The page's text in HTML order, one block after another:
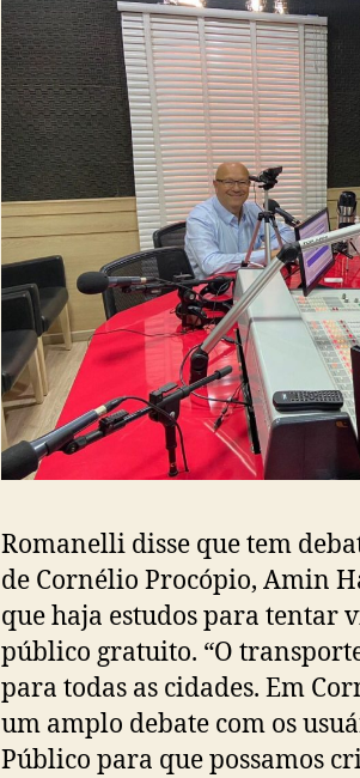
Romanelli disse que tem
de Cornélio Procópio, Amin
que haja estudos para tentar
público gratuito. “O
para todas as cidades. Em
um amplo debate com os
Público para que possamos